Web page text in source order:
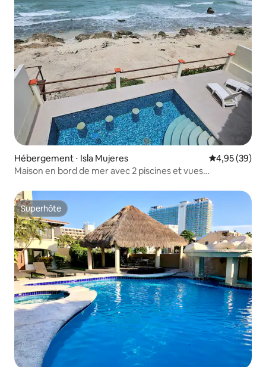
Hébergement ⋅ Isla Mujeres Évaluation
4,95 (39)
Maison en bord de mer avec 2 piscines et vues
Superhôte
Superhôte